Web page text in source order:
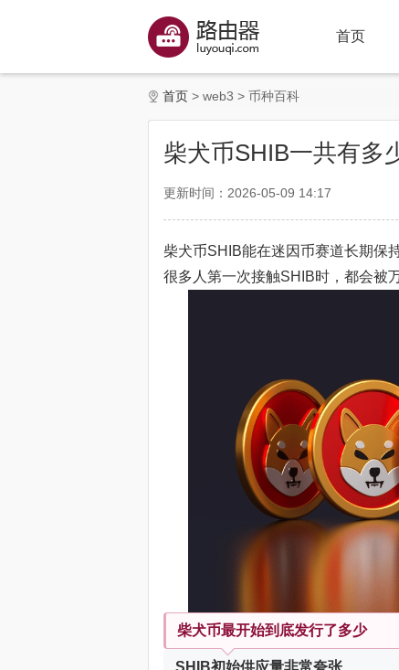
首页
首页 web3 币种百科
柴犬币SHIB一共有多
更新时间：2026-05-09 14:17
柴犬币SHIB能在迷因币赛道长期保
很多人第一次接触SHIB时，都会被
柴犬币最开始到底发行了多少
SHIB初始供应量非常夸张